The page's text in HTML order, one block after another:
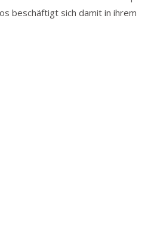
beschäftigt sich damit in ihrem